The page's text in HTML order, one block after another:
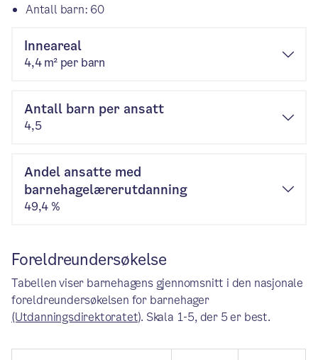
Antall barn: 60
Inneareal
4,4 m² per barn
Antall barn per ansatt
4,5
Andel ansatte med
barnehagelærerutdanning
49,4 %
Foreldreundersøkelse
Tabellen viser barnehagens gjennomsnitt i den nasjonale
foreldreundersøkelsen for barnehager
(Utdanningsdirektoratet). Skala 1-5, der 5 er best.